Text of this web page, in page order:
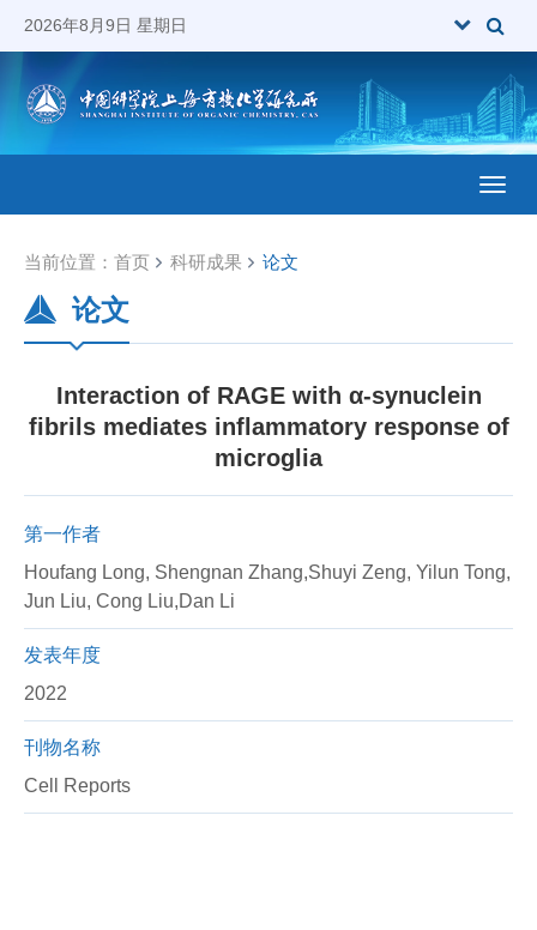
2026年8月9日 星期日
当前位置： 首页 科研成果 论文
论文
Interaction of RAGE with α-synuclein
fibrils mediates inflammatory response of
microglia
第一作者
Houfang Long, Shengnan Zhang,Shuyi Zeng, Yilun Tong,
Jun Liu, Cong Liu,Dan Li
发表年度
2022
刊物名称
Cell Reports